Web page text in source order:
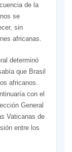
de la
se
sin
africanas.
determinó
que Brasil
africanos.
con el
General
Vaticanas de
entre los